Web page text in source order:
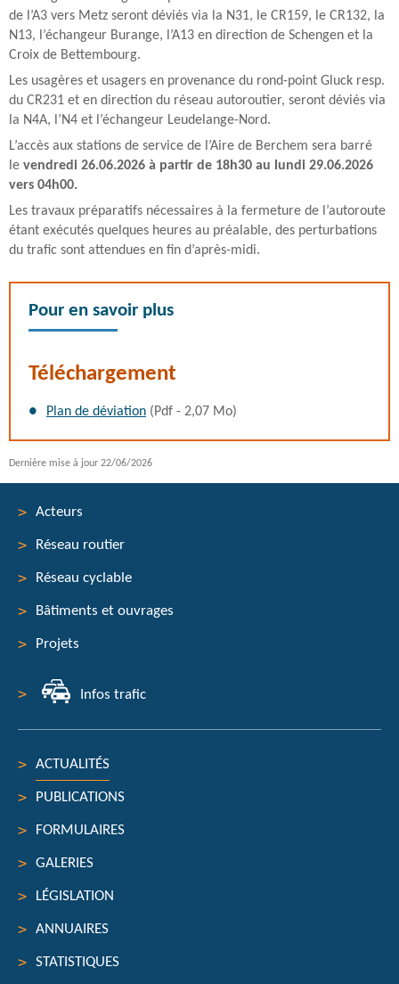
de l’A3 vers Metz seront déviés via la N31, le CR159, le CR132, la
N13, l’échangeur Burange, l’A13 en direction de Schengen et la
Croix de Bettembourg.
Les usagères et usagers en provenance du rond-point Gluck resp.
du CR231 et en direction du réseau autoroutier, seront déviés via
la N4A, l’N4 et l’échangeur Leudelange-Nord.
L’accès aux stations de service de l’Aire de Berchem sera barré
le vendredi 26.06.2026 à partir de 18h30 au lundi 29.06.2026
vers 04h00.
Les travaux préparatifs nécessaires à la fermeture de l’autoroute
étant exécutés quelques heures au préalable, des perturbations
du trafic sont attendues en fin d’après-midi.
Pour en savoir plus
Téléchargement
Plan de déviation (Pdf - 2,07 Mo)
Dernière mise à jour 22/06/2026
Menu
de
navigation
Acteurs
Réseau routier
Réseau cyclable
Bâtiments et ouvrages
Projets
Infos trafic
ACTUALITÉS
PUBLICATIONS
FORMULAIRES
GALERIES
LÉGISLATION
ANNUAIRES
STATISTIQUES